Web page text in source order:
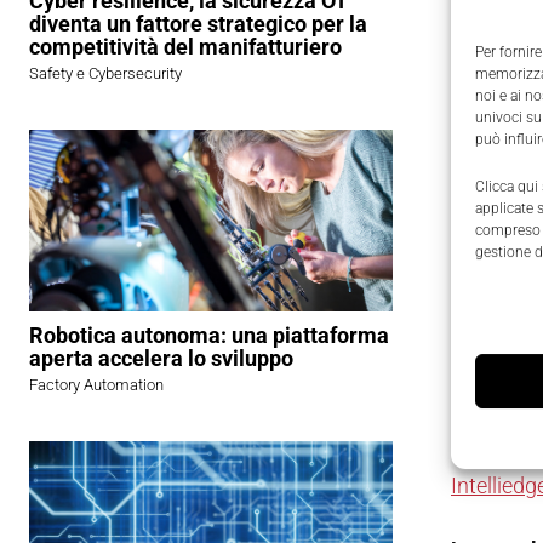
Per
noi e ai
univoci
può
Clicca qui
applicate
gestione
diventa un fattore strategico per la
competitività del manifatturiero
Safety e Cybersecurity
Robotica autonoma: una piattaforma
aperta accelera lo sviluppo
Factory Automation
Scenari
Gli
che di
Questo
base di
A
insieme
Nello